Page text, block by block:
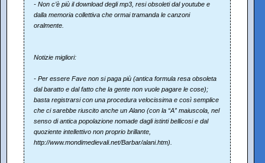
- Non c’è più il download degli mp3, resi obsoleti dal youtube e
dalla memoria collettiva che ormai tramanda le canzoni
oralmente.
Notizie migliori:
- Per essere Fave non si paga più (antica formula resa obsoleta
dal baratto e dal fatto che la gente non vuole pagare le cose);
basta registrarsi con una procedura velocissima e così semplice
che ci sarebbe riuscito anche un Alano (con la “A” maiuscola, nel
senso di antica popolazione nomade dagli istinti bellicosi e dal
quoziente intellettivo non proprio brillante,
http://www.mondimedievali.net/Barbar/alani.htm).